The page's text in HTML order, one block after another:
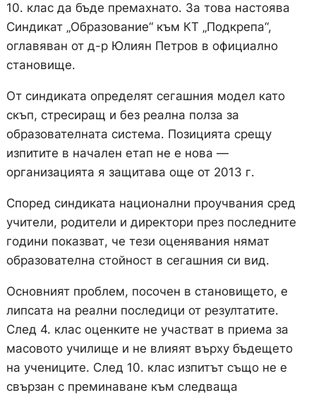
10. клас да бъде премахнато. За това настоява
Синдикат „Образование“ към КТ „Подкрепа“,
оглавяван от д-р Юлиян Петров в официално
становище.
От синдиката определят сегашния модел като
скъп, стресиращ и без реална полза за
образователната система. Позицията срещу
изпитите в начален етап не е нова —
организацията я защитава още от 2013 г.
Според синдиката национални проучвания сред
учители, родители и директори през последните
години показват, че тези оценявания нямат
образователна стойност в сегашния си вид.
Основният проблем, посочен в становището, е
липсата на реални последици от резултатите.
След 4. клас оценките не участват в приема за
масовото училище и не влияят върху бъдещето
на учениците. След 10. клас изпитът също не е
свързан с преминаване към следваща